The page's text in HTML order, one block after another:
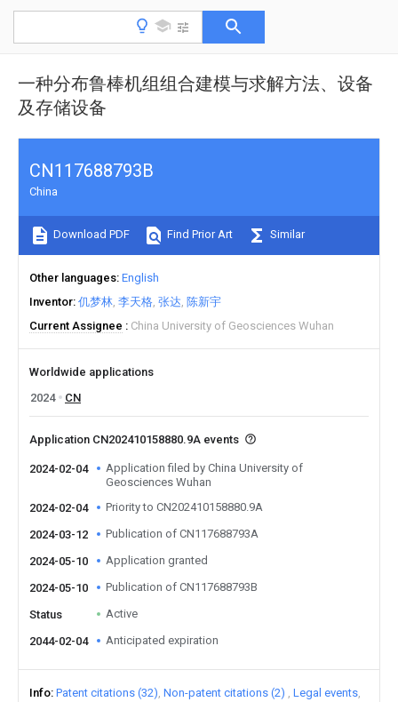
一种分布鲁棒机组组合建模与求解方法、设备
及存储设备
CN117688793B
China
Download PDF Find Prior Art Similar
Other languages English
Inventor 仉梦林 李天格 张达 陈新宇
Current Assignee
China University of Geosciences Wuhan
Worldwide applications
2024
CN
Application CN202410158880.9A events
2024-02-04
Application filed by China University of
Geosciences Wuhan
2024-02-04
Priority to CN202410158880.9A
2024-03-12 Publication of CN117688793A
2024-05-10 Application granted
2024-05-10 Publication of CN117688793B
Status Active
2044-02-04 Anticipated expiration
Info Patent citations (32) Non-patent citations (2)
Legal events